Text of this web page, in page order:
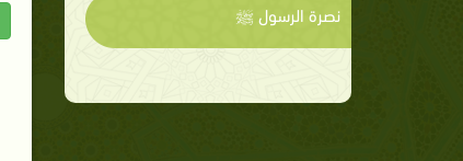
نصرة الرسول ﷺ